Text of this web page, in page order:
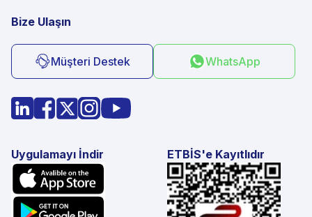
Bize Ulaşın
Müşteri Destek WhatsApp
Uygulamayı İndir ETBİS'e Kayıtlıdır